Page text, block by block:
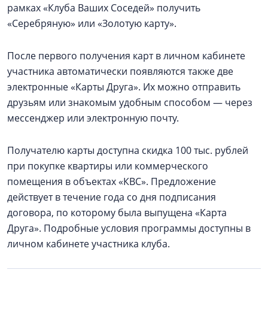
рамках «Клуба Ваших Соседей» получить
«Серебряную» или «Золотую карту».
После первого получения карт в личном кабинете
участника автоматически появляются также две
электронные «Карты Друга». Их можно отправить
друзьям или знакомым удобным способом — через
мессенджер или электронную почту.
Получателю карты доступна скидка 100 тыс. рублей
при покупке квартиры или коммерческого
помещения в объектах «КВС». Предложение
действует в течение года со дня подписания
договора, по которому была выпущена «Карта
Друга». Подробные условия программы доступны в
личном кабинете участника клуба.